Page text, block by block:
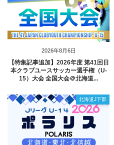
2026年8月6日
【特集記事追加】2026年度 第41回日
本クラブユースサッカー選手権（U-
15）大会 全国大会＠北海道...
北海道J下部